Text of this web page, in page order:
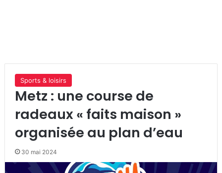
Sports & loisirs
Metz : une course de
radeaux « faits maison »
organisée au plan d’eau
30 mai 2024